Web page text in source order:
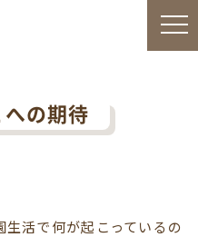
の期待
活で何が起こっているの